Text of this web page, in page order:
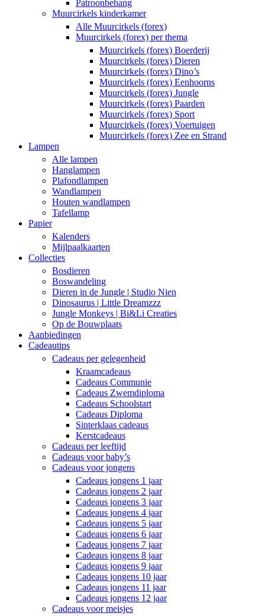
Patroonbehang
Muurcirkels kinderkamer
Alle Muurcirkels (forex)
Muurcirkels (forex) per thema
Muurcirkels (forex) Boerderij
Muurcirkels (forex) Dieren
Muurcirkels (forex) Dino’s
Muurcirkels (forex) Eenhoorns
Muurcirkels (forex) Jungle
Muurcirkels (forex) Paarden
Muurcirkels (forex) Sport
Muurcirkels (forex) Voertuigen
Muurcirkels (forex) Zee en Strand
Lampen
Alle lampen
Hanglampen
Plafondlampen
Wandlampen
Houten wandlampen
Tafellamp
Papier
Kalenders
Mijlpaalkaarten
Collecties
Bosdieren
Boswandeling
Dieren in de Jungle | Studio Nien
Dinosaurus | Little Dreamzzz
Jungle Monkeys | Bi&Li Creaties
Op de Bouwplaats
Aanbiedingen
Cadeautips
Cadeaus per gelegenheid
Kraamcadeaus
Cadeaus Communie
Cadeaus Zwemdiploma
Cadeaus Schoolstart
Cadeaus Diploma
Sinterklaas cadeaus
Kerstcadeaus
Cadeaus per leeftijd
Cadeaus voor baby’s
Cadeaus voor jongens
Cadeaus jongens 1 jaar
Cadeaus jongens 2 jaar
Cadeaus jongens 3 jaar
Cadeaus jongens 4 jaar
Cadeaus jongens 5 jaar
Cadeaus jongens 6 jaar
Cadeaus jongens 7 jaar
Cadeaus jongens 8 jaar
Cadeaus jongens 9 jaar
Cadeaus jongens 10 jaar
Cadeaus jongens 11 jaar
Cadeaus jongens 12 jaar
Cadeaus voor meisjes